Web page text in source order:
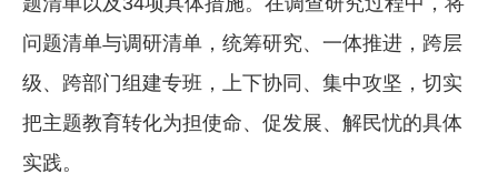
问题清单与调研清单，统筹研究、一体推进，跨层
级、跨部门组建专班，上下协同、集中攻坚，切实
把主题教育转化为担使命、促发展、解民忧的具体
实践。